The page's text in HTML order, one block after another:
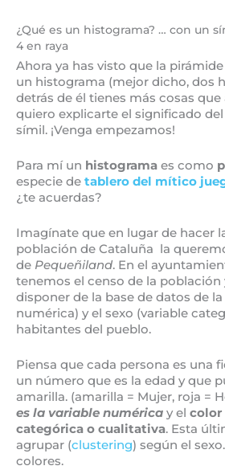
¿Qué es un histograma? … con un
4 en raya
Ahora ya has visto que la
un histograma (mejor dicho, dos
detrás de él tienes más cosas que
quiero explicarte el significado
símil. ¡Venga empezamos!
Para mí un histograma es como
especie de tablero del mítico
¿te acuerdas?
Imagínate que en lugar de hacer
población de Cataluña la
de Pequeñiland. En el
tenemos el censo de la población
disponer de la base de datos de
numérica) y el sexo (variable
habitantes del pueblo.
Piensa que cada persona es una
un número que es la edad y que
amarilla. (amarilla = Mujer, roja =
es la variable numérica y el color
categórica o cualitativa. Esta
agrupar (clustering) según el
colores.